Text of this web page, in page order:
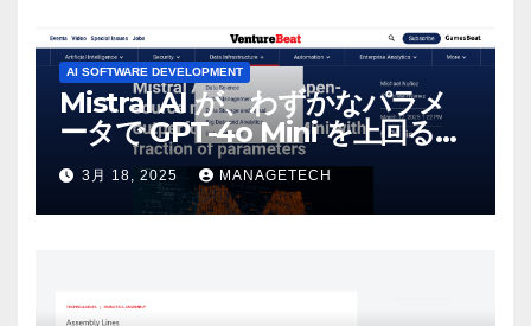
AI SOFTWARE DEVELOPMENT
Mistral AI が、わずかなパラメ
ータで GPT-4o Mini を上回る新
しいオープンソース モデルをリ
リース | VentureBeat
3月 18, 2025 MANAGETECH